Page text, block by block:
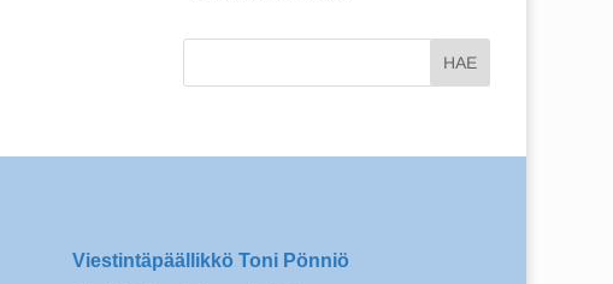
Viestintäpäällikkö Toni Pönniö